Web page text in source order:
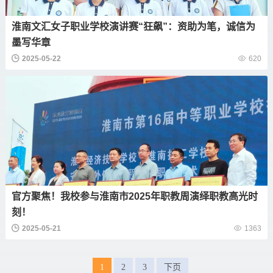
淮南文汇女子职业学校演讲赛“狂飙”：资助为笔，诚信为
墨写华章
2025-05-22 620
官方聚焦！我校参与淮南市2025年职教周演绎职教高光时
刻！
2025-05-21 1363
1 2 3 下页